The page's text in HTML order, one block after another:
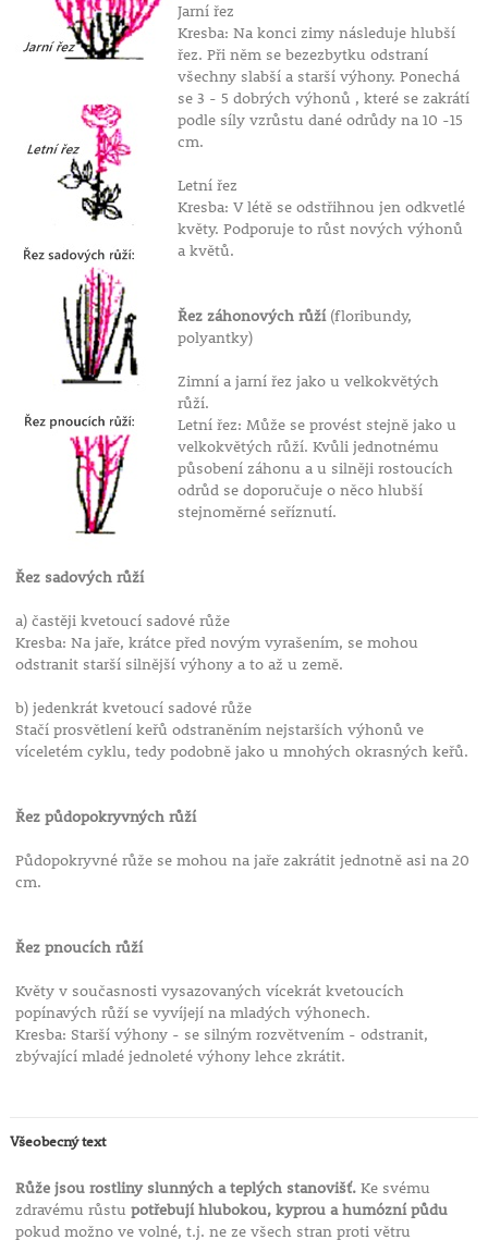
Jarní řez
Kresba: Na konci zimy následuje hlubší
řez. Při něm se bezezbytku odstraní
všechny slabší a starší výhony. Ponechá
se 3 - 5 dobrých výhonů , které se zakrátí
podle síly vzrůstu dané odrůdy na 10 -15
cm.
Letní řez
Kresba: V létě se odstřihnou jen odkvetlé
květy. Podporuje to růst nových výhonů
a květů.
Řez záhonových růží(floribundy,
polyantky)
Zimní a jarní řez jako u velkokvětých
růží.
Letní řez: Může se provést stejně jako u
velkokvětých růží. Kvůli jednotnému
působení záhonu a u silněji rostoucích
odrůd se doporučuje o něco hlubší
stejnoměrné seříznutí.
Řez sadových růží
a) častěji kvetoucí sadové růže
Kresba: Na jaře, krátce před novým vyrašením, se mohou
odstranit starší silnější výhony a to až u země.
b) jedenkrát kvetoucí sadové růže
Stačí prosvětlení keřů odstraněním nejstarších výhonů ve
víceletém cyklu, tedy podobně jako u mnohých okrasných keřů.
Řez půdopokryvných růží
Půdopokryvné růže se mohou na jaře zakrátit jednotně asi na 20
cm.
Řez pnoucích růží
Květy v současnosti vysazovaných vícekrát kvetoucích
popínavých růží se vyvíjejí na mladých výhonech.
Kresba: Starší výhony - se silným rozvětvením - odstranit,
zbývající mladé jednoleté výhony lehce zkrátit.
Všeobecný text
Růže jsou rostliny slunných a teplých stanovišť.Ke svému
zdravému růstu potřebují hlubokou, kyprou a humózní půdu
pokud možno ve volné, t.j. ne ze všech stran proti větru